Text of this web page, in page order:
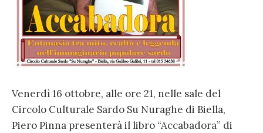
Venerdì 16 ottobre, alle ore 21, nelle sale del
Circolo Culturale Sardo Su Nuraghe di Biella,
Piero Pinna presenterà il libro “Accabadora” di